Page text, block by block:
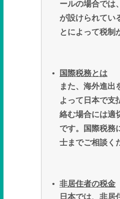
ールの場合では
が設けられてい
とによって税制
国際税務とは
また、海外進出
よって日本で支
絡む場合には適
です。国際税務
士までご相談く
非居住者の税金
日本では、非居